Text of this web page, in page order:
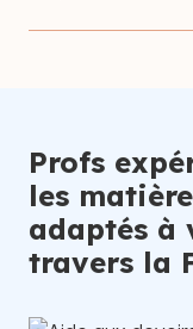
Profs
les
adaptés à
travers la